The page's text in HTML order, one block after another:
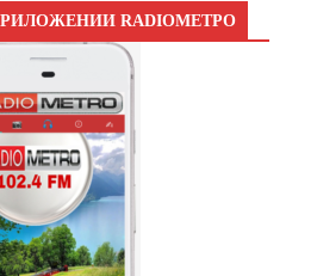
RADIOМЕТРО